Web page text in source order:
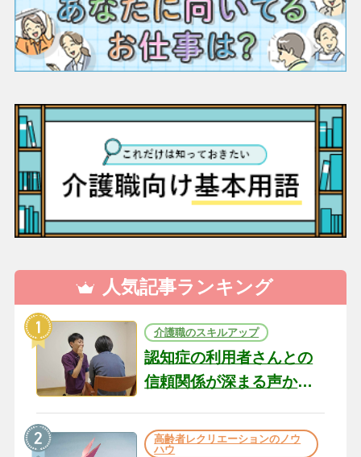
人気記事ランキング
介護職のスキルアップ
認知症の利用者さんとの
信頼関係が深まる声かけ
の現場から（22）
高齢者レクリエーションのノウ
ハウ